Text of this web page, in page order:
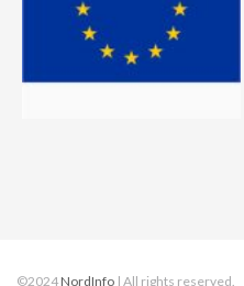
©2024 NordInfo | All rights reserved.